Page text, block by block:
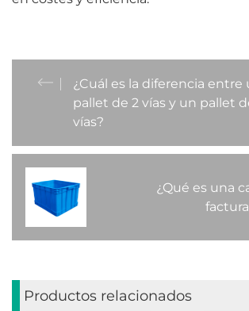
¿Cuál es la diferencia entre
pallet de 2 vías y un pallet
vías?
¿Qué es una
Productos relacionados